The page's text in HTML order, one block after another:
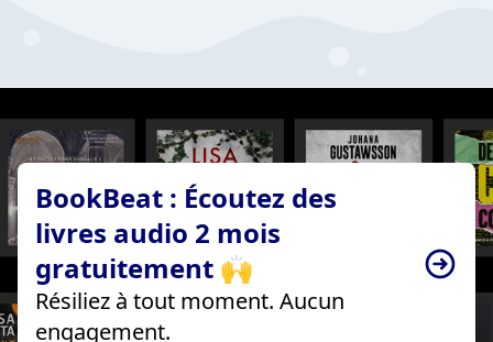
BookBeat : Écoutez des
livres audio 2 mois
gratuitement 🙌
Résiliez à tout moment. Aucun
engagement.